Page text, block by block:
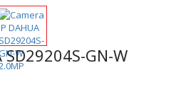
GN-W